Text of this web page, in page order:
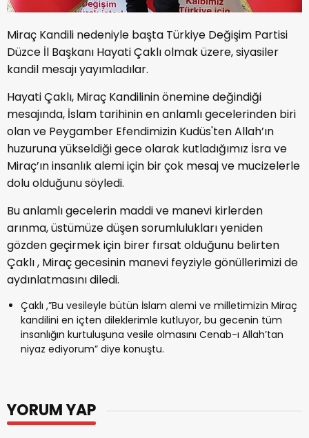
Miraç Kandili nedeniyle başta Türkiye Değişim Partisi
Düzce İl Başkanı Hayati Çaklı olmak üzere, siyasiler
kandil mesajı yayımladılar.
Hayati Çaklı, Miraç Kandilinin önemine değindiği
mesajında, İslam tarihinin en anlamlı gecelerinden biri
olan ve Peygamber Efendimizin Kudüs'ten Allah’ın
huzuruna yükseldiği gece olarak kutladığımız İsra ve
Miraç’ın insanlık alemi için bir çok mesaj ve mucizelerle
dolu olduğunu söyledi.
Bu anlamlı gecelerin maddi ve manevi kirlerden
arınma, üstümüze düşen sorumlulukları yeniden
gözden geçirmek için birer fırsat olduğunu belirten
Çaklı , Miraç gecesinin manevi feyziyle gönüllerimizi de
aydınlatmasını diledi.
Çaklı ,”Bu vesileyle bütün İslam alemi ve milletimizin Miraç
kandilini en içten dileklerimle kutluyor, bu gecenin tüm
insanlığın kurtuluşuna vesile olmasını Cenab-ı Allah’tan
niyaz ediyorum” diye konuştu.
YORUM YAP